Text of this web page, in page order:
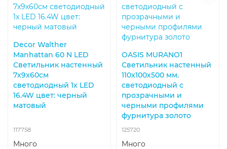
Decor Walther
Manhattan 60 N LED
Светильник настенный
7x9x60см
светодиодный 1x LED
16.4W цвет: черный
матовый
117758
Много
OASIS MURANO1
Светильник настенный
110х100х500 мм.
светодиодный с
прозрачными и
черными профилями
фурнитура золото
125720
Много